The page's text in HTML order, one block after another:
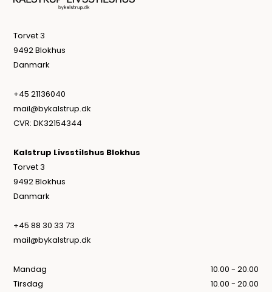
Torvet 3
9492 Blokhus
Danmark
+45 21136040
mail@bykalstrup.dk
CVR: DK32154344
Kalstrup Livsstilshus Blokhus
Torvet 3
9492 Blokhus
Danmark
+45 88 30 33 73
mail@bykalstrup.dk
Mandag
10.00 - 20.00
Tirsdag
10.00 - 20.00